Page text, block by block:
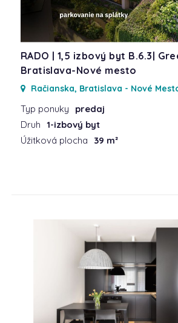
RADO | 1,5 izbový byt B.6.3|
Bratislava-Nové mesto
Račianska, Bratislava - Nové
Typ ponuky
predaj
Druh 1-izbový byt
Úžitková plocha
39 m²